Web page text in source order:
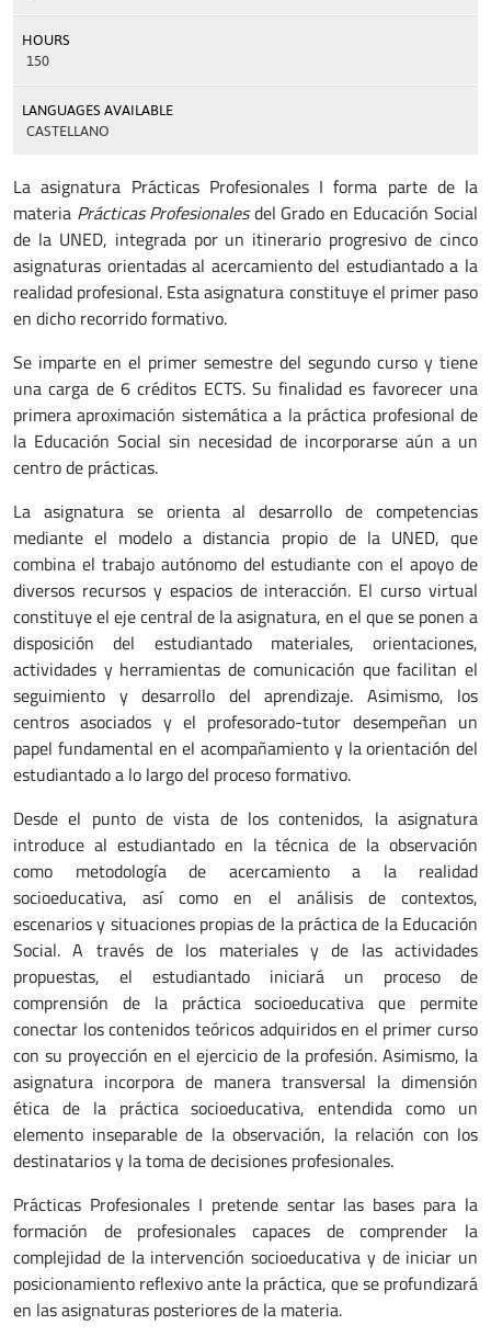
HOURS
150
LANGUAGES AVAILABLE
CASTELLANO
La asignatura Prácticas Profesionales I forma parte de la
materia Prácticas Profesionalesdel Grado en Educación Social
de la UNED, integrada por un itinerario progresivo de cinco
asignaturas orientadas al acercamiento del estudiantado a la
realidad profesional. Esta asignatura constituye el primer paso
en dicho recorrido formativo.
Se imparte en el primer semestre del segundo curso y tiene
una carga de 6 créditos ECTS. Su finalidad es favorecer una
primera aproximación sistemática a la práctica profesional de
la Educación Social sin necesidad de incorporarse aún a un
centro de prácticas.
La asignatura se orienta al desarrollo de competencias
mediante el modelo a distancia propio de la UNED, que
combina el trabajo autónomo del estudiante con el apoyo de
diversos recursos y espacios de interacción. El curso virtual
constituye el eje central de la asignatura, en el que se ponen a
disposición del estudiantado materiales, orientaciones,
actividades y herramientas de comunicación que facilitan el
seguimiento y desarrollo del aprendizaje. Asimismo, los
centros asociados y el profesorado-tutor desempeñan un
papel fundamental en el acompañamiento y la orientación del
estudiantado a lo largo del proceso formativo.
Desde el punto de vista de los contenidos, la asignatura
introduce al estudiantado en la técnica de la observación
como metodología de acercamiento a la realidad
socioeducativa, así como en el análisis de contextos,
escenarios y situaciones propias de la práctica de la Educación
Social. A través de los materiales y de las actividades
propuestas, el estudiantado iniciará un proceso de
comprensión de la práctica socioeducativa que permite
conectar los contenidos teóricos adquiridos en el primer curso
con su proyección en el ejercicio de la profesión. Asimismo, la
asignatura incorpora de manera transversal la dimensión
ética de la práctica socioeducativa, entendida como un
elemento inseparable de la observación, la relación con los
destinatarios y la toma de decisiones profesionales.
Prácticas Profesionales I pretende sentar las bases para la
formación de profesionales capaces de comprender la
complejidad de la intervención socioeducativa y de iniciar un
posicionamiento reflexivo ante la práctica, que se profundizará
en las asignaturas posteriores de la materia.